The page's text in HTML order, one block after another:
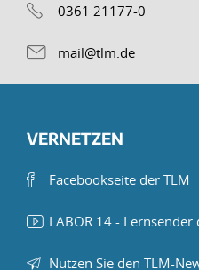
0361 21177-0
mail@tlm.de
VERNETZEN
Facebookseite der TLM
LABOR 14 - Lernsender
Nutzen Sie den TLM-